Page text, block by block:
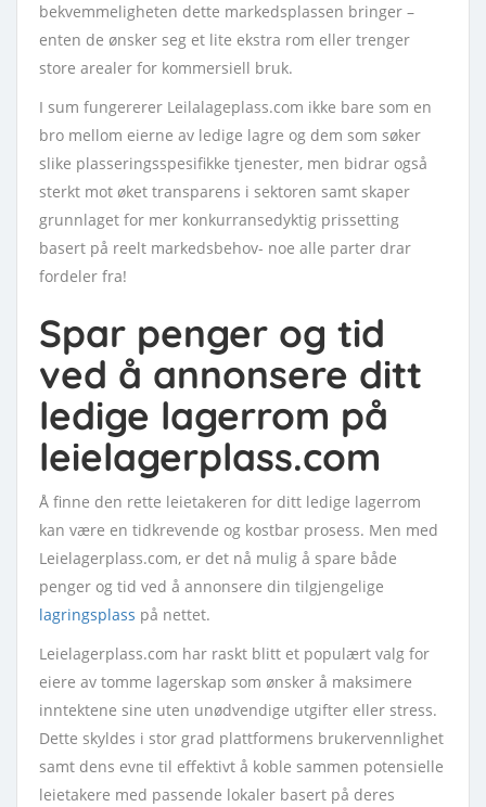
bekvemmeligheten dette markedsplassen bringer –
enten de ønsker seg et lite ekstra rom eller trenger
store arealer for kommersiell bruk.
I sum fungererer Leilalageplass.com ikke bare som en
bro mellom eierne av ledige lagre og dem som søker
slike plasseringsspesifikke tjenester, men bidrar også
sterkt mot øket transparens i sektoren samt skaper
grunnlaget for mer konkurransedyktig prissetting
basert på reelt markedsbehov- noe alle parter drar
fordeler fra!
Spar penger og tid
ved å annonsere ditt
ledige lagerrom på
leielagerplass.com
Å finne den rette leietakeren for ditt ledige lagerrom
kan være en tidkrevende og kostbar prosess. Men med
Leielagerplass.com, er det nå mulig å spare både
penger og tid ved å annonsere din tilgjengelige
lagringsplass på nettet.
Leielagerplass.com har raskt blitt et populært valg for
eiere av tomme lagerskap som ønsker å maksimere
inntektene sine uten unødvendige utgifter eller stress.
Dette skyldes i stor grad plattformens brukervennlighet
samt dens evne til effektivt å koble sammen potensielle
leietakere med passende lokaler basert på deres